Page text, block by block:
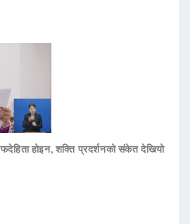
होइन, शक्ति प्रदर्शनको संकेत देखियो